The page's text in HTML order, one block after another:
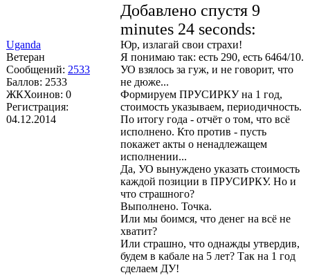
Uganda
Ветеран
Сообщений: 2533
Баллов: 2533
ЖКХоинов: 0
Регистрация:
04.12.2014
Добавлено спустя 9
minutes 24 seconds:
Юр, излагай свои страхи!
Я понимаю так: есть 290, есть 6464/10.
УО взялось за гуж, и не говорит, что
не дюже...
Формируем ПРУСИРКУ на 1 год,
стоимость указываем, периодичность.
По итогу года - отчёт о том, что всё
исполнено. Кто против - пусть
покажет акты о ненадлежащем
исполнении...
Да, УО вынуждено указать стоимость
каждой позиции в ПРУСИРКУ. Но и
что страшного?
Выполнено. Точка.
Или мы боимся, что денег на всё не
хватит?
Или страшно, что однажды утвердив,
будем в кабале на 5 лет? Так на 1 год
сделаем ДУ!